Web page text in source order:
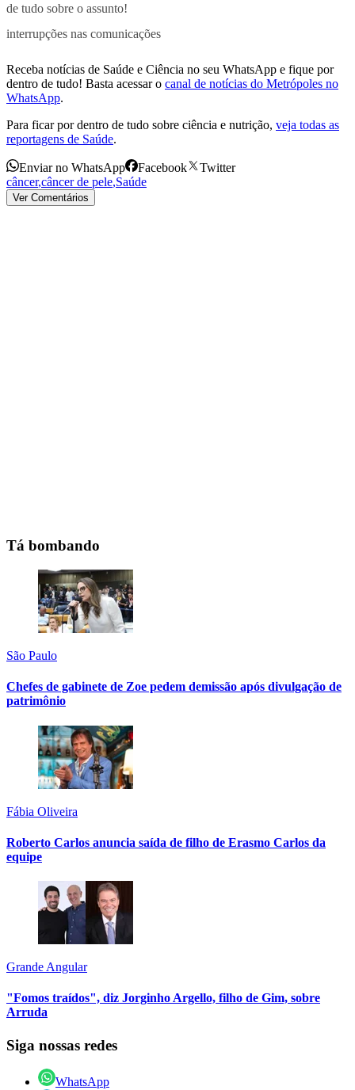
de tudo sobre o assunto!
interrupções nas comunicações
Receba notícias de Saúde e Ciência no seu WhatsApp e fique por
dentro de tudo! Basta acessar o canal de notícias do Metrópoles no
WhatsApp.
Para ficar por dentro de tudo sobre ciência e nutrição, veja todas as
reportagens de Saúde.
Enviar no WhatsApp Facebook
Twitter
câncer,câncer de pele,Saúde
Ver Comentários
Tá bombando
São Paulo
Chefes de gabinete de Zoe pedem demissão após divulgação de
patrimônio
Fábia Oliveira
Roberto Carlos anuncia saída de filho de Erasmo Carlos da
equipe
Grande Angular
"Fomos traídos", diz Jorginho Argello, filho de Gim, sobre
Arruda
Siga nossas redes
WhatsApp